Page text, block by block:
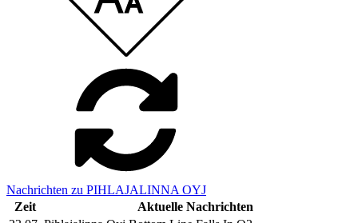
Nachrichten zu PIHLAJALINNA OYJ
Zeit
Aktuelle Nachrichten